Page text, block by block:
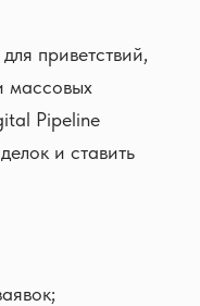
приветствий,
массовых
Pipeline
и ставить